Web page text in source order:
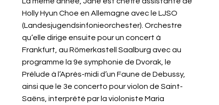
Holly Hyun Choe en Allemagne avec le LJSO
(Landesjugendsinfonieorchester). Orchestre
qu’elle dirige ensuite pour un concert à
Frankfurt, au Römerkastell Saalburg avec au
programme la 9e symphonie de Dvorak, le
Prélude à l’Après-midi d’un Faune de Debussy,
ainsi que le 3e concerto pour violon de Saint-
Saëns, interprété par la violoniste Maria